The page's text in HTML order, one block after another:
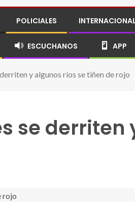
POLICIALES
ESCUCHANOS APP
y algunos ríos se tiñen de rojo
se